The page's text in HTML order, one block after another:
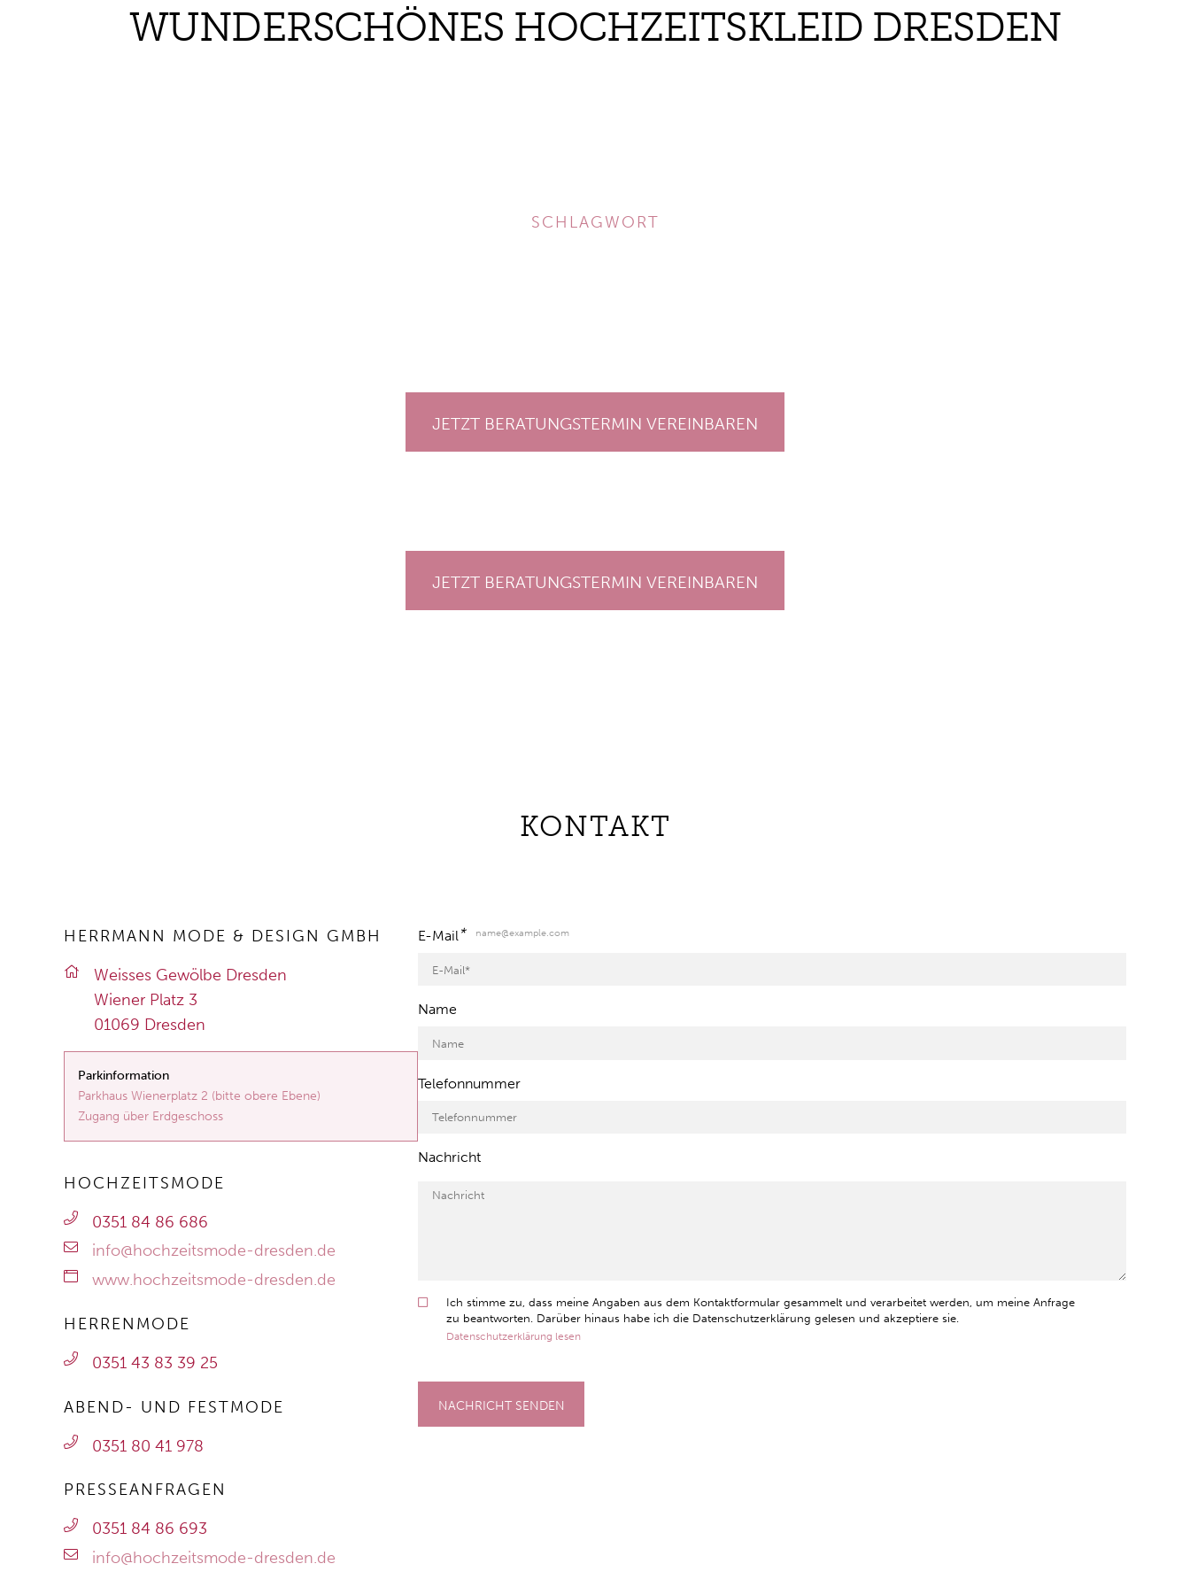
WUNDERSCHÖNES HOCHZEITSKLEID DRESDEN
SCHLAGWORT
JETZT BERATUNGSTERMIN VEREINBAREN
JETZT BERATUNGSTERMIN VEREINBAREN
KONTAKT
HERRMANN MODE & DESIGN GMBH
Weis­ses Ge­wöl­be Dres­den
Wie­ner Platz 3
01069 Dres­den
Parkinformation
Parkhaus Wienerplatz 2 (bitte obere Ebene)
Zugang über Erdgeschoss
HOCHZEITSMODE
0351 84 86 686
info@hochzeitsmode-dresden.de
www.hochzeitsmode-dresden.de
HERRENMODE
0351 43 83 39 25
ABEND- UND FESTMODE
0351 80 41 978
PRESSEANFRAGEN
0351 84 86 693
info@hochzeitsmode-dresden.de
E-Mail* name@example.com
Name
Telefonnummer
Nachricht
Ich stimme zu, dass meine Angaben aus dem Kontaktformular gesammelt und verarbeitet werden, um meine Anfrage
zu beantworten. Darüber hinaus habe ich die Datenschutzerklärung gelesen und akzeptiere sie.
Datenschutzerklärung lesen
NACHRICHT SENDEN